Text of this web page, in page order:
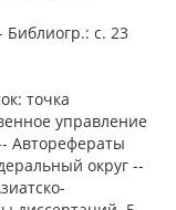
Библиогр.: с. 23
точка
управление
Авторефераты
округ --